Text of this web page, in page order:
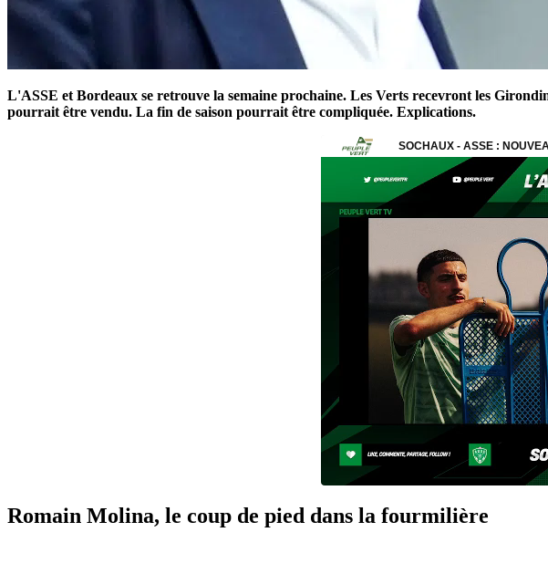
L'ASSE et Bordeaux se retrouve la semaine prochaine. Les Verts recevront les
pourrait être vendu. La fin de saison pourrait être compliquée. Explications.
Romain Molina, le coup de pied dans la fourmilière